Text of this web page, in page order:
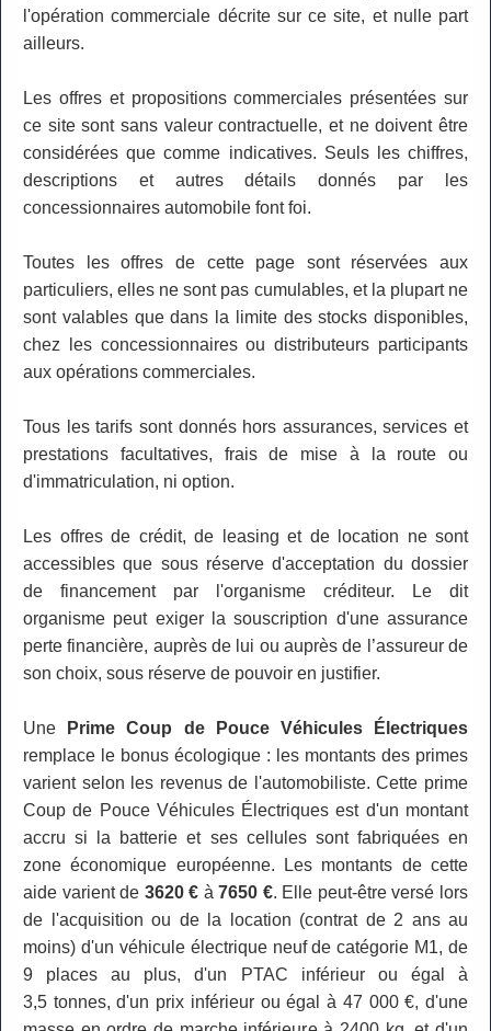
l'opération commerciale décrite sur ce site, et nulle part
ailleurs.
Les offres et propositions commerciales présentées sur
ce site sont sans valeur contractuelle, et ne doivent être
considérées que comme indicatives. Seuls les chiffres,
descriptions et autres détails donnés par les
concessionnaires automobile font foi.
Toutes les offres de cette page sont réservées aux
particuliers, elles ne sont pas cumulables, et la plupart ne
sont valables que dans la limite des stocks disponibles,
chez les concessionnaires ou distributeurs participants
aux opérations commerciales.
Tous les tarifs sont donnés hors assurances, services et
prestations facultatives, frais de mise à la route ou
d'immatriculation, ni option.
Les offres de crédit, de leasing et de location ne sont
accessibles que sous réserve d'acceptation du dossier
de financement par l'organisme créditeur. Le dit
organisme peut exiger la souscription d'une assurance
perte financière, auprès de lui ou auprès de l’assureur de
son choix, sous réserve de pouvoir en justifier.
Une
Prime Coup de Pouce Véhicules Électriques
remplace le bonus écologique : les montants des primes
varient selon les revenus de l'automobiliste. Cette prime
Coup de Pouce Véhicules Électriques est d'un montant
accru si la batterie et ses cellules sont fabriquées en
zone économique européenne. Les montants de cette
aide varient de 3620 € à7650 €. Elle peut-être versé lors
de l'acquisition ou de la location (contrat de 2 ans au
moins) d'un véhicule électrique neuf de catégorie M1, de
9 places au plus, d'un PTAC inférieur ou égal à
3,5 tonnes, d'un prix inférieur ou égal à 47 000 €, d'une